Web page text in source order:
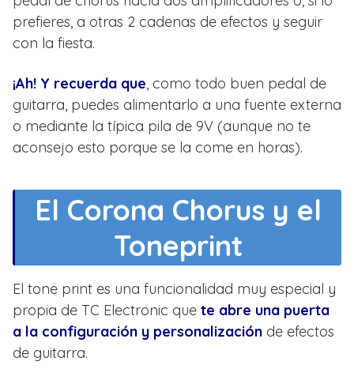
prefieres, a otras 2 cadenas de efectos y seguir
con la fiesta.
¡Ah! Y recuerda que , como todo buen pedal de
guitarra, puedes alimentarlo a una fuente externa
o mediante la típica pila de 9V (aunque no te
aconsejo esto porque se la come en horas).
El Corona Chorus y el
Toneprint
El tone print es una funcionalidad muy especial y
propia de TC Electronic que te abre una puerta
a la configuración y personalización de efectos
de guitarra.